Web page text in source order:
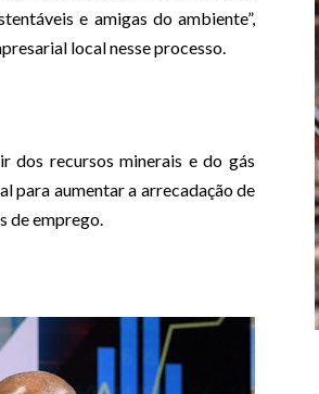
e amigas do ambiente”,
local nesse processo.
dos recursos minerais e do gás
para aumentar a arrecadação de
de emprego.